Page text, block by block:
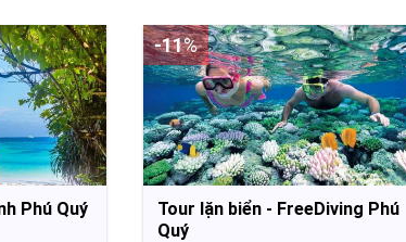
Phú Quý
-11%
Tour lặn biển - FreeDiving Phú
Quý